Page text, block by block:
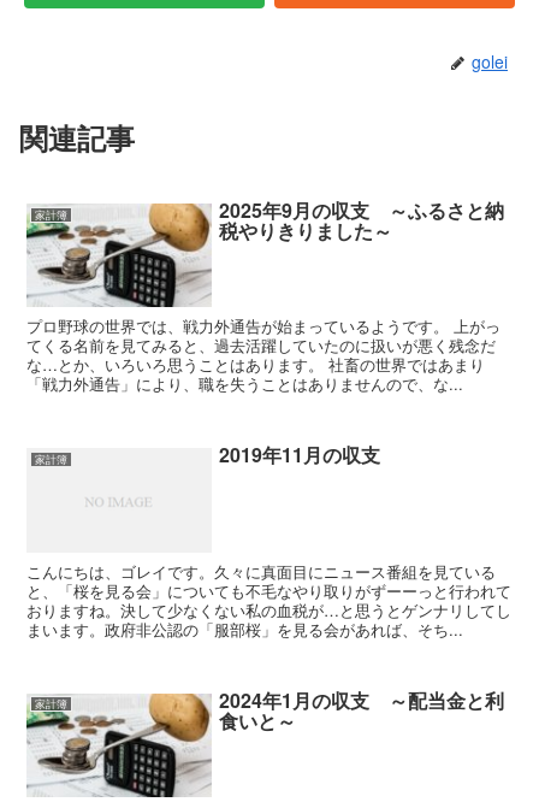
golei
関連記事
家計簿 2025年9月の収支 ～ふるさと納
税やりきりました～
プロ野球の世界では、戦力外通告が始まっているようです。 上がっ
てくる名前を見てみると、過去活躍していたのに扱いが悪く残念だ
な…とか、いろいろ思うことはあります。 社畜の世界ではあまり
「戦力外通告」により、職を失うことはありませんので、な...
家計簿 2019年11月の収支
こんにちは、ゴレイです。久々に真面目にニュース番組を見ている
と、「桜を見る会」についても不毛なやり取りがずーーっと行われて
おりますね。決して少なくない私の血税が…と思うとゲンナリしてし
まいます。政府非公認の「服部桜」を見る会があれば、そち...
家計簿 2024年1月の収支 ～配当金と利
食いと～